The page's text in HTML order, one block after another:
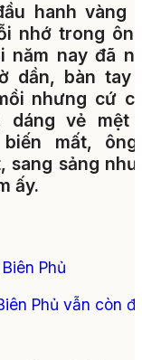
hanh vàng
nhớ trong
năm nay đã
dần, bàn tay
nhưng cứ
dáng vẻ mệt
mất,
sang sảng
ấy.
Phủ
Phủ vẫn còn